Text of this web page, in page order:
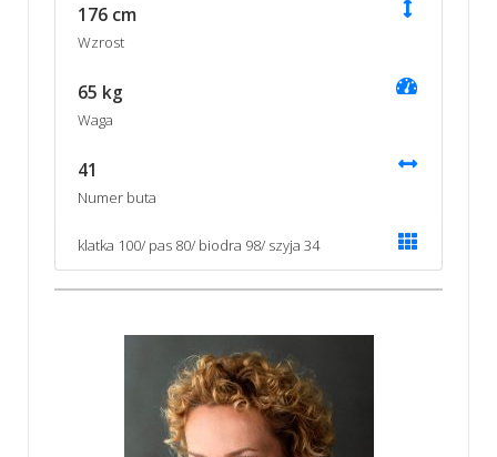
176 cm
Wzrost
65 kg
Waga
41
Numer buta
klatka 100/ pas 80/ biodra 98/ szyja 34